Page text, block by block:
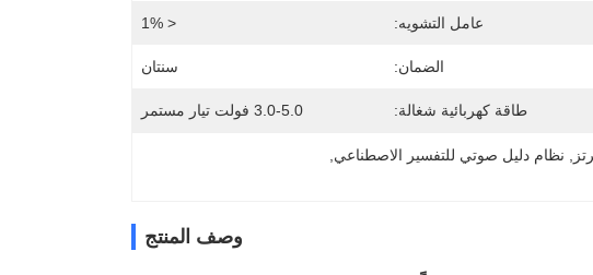
عامل التشويه: < 1%
الضمان: سنتان
طاقة كهربائية شغالة: 3.0-5.0 فولت تيار مستمر
نظام دليل صوتي للتفسير الاصطناعي
وصف المنتج